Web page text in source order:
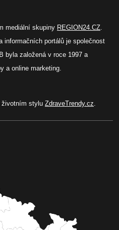
mediální skupiny REGION24.CZ.
informačních portálů je společnost
byla založená v roce 1997 a
a online marketing.
životním stylu ZdraveTrendy.cz.